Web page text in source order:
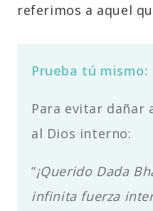
referimos a aquel
Prueba tú mismo:
Para evitar dañar
al Dios interno:
“¡Querido Dada
infinita fuerza